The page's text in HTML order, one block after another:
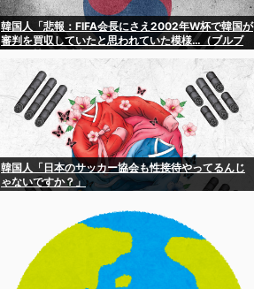
韓国人「悲報：FIFA会長にさえ2002年W杯で韓国が
審判を買収していたと思われていた模様…（ブルブ
韓国人「日本のサッカー協会も性接待やってるんじ
ゃないですか？」